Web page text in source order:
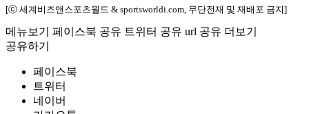
[ⓒ 세계비즈앤스포츠월드 & sportsworldi.com, 무단전재 및 재배포 금지]
메뉴보기 페이스북 공유 트위터 공유 url 공유 더보기
공유하기
페이스북
트위터
네이버